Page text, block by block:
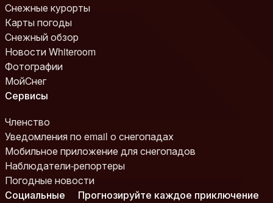
Снежные курорты
Карты погоды
Снежный обзор
Новости Whiteroom
Фотографии
МойСнег
Сервисы
Членство
Уведомления по email о снегопадах
Мобильное приложение для снегопадов
Наблюдатели-репортеры
Погодные новости
Социальные
Прогнозируйте каждое приключение